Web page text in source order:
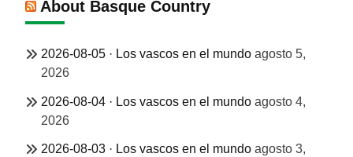
About Basque Country
2026-08-05 · Los vascos en el mundo agosto 5,
2026
2026-08-04 · Los vascos en el mundo agosto 4,
2026
2026-08-03 · Los vascos en el mundo agosto 3,